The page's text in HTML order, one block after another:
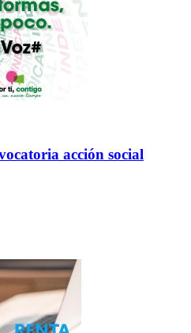
acción social